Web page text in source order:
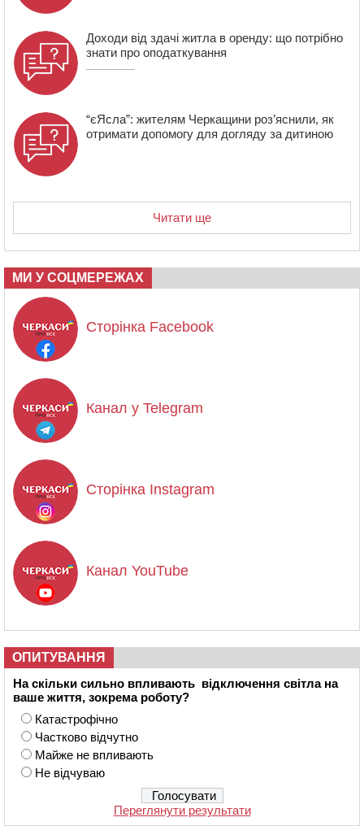
Доходи від здачі житла в оренду: що потрібно
знати про оподаткування
“єЯсла”: жителям Черкащини роз’яснили, як
отримати допомогу для догляду за дитиною
Читати ще
МИ У СОЦМЕРЕЖАХ
Сторінка Facebook
Канал у Telegram
Сторінка Instagram
Канал YouTube
ОПИТУВАННЯ
На скільки сильно впливають відключення світла на
ваше життя, зокрема роботу?
Катастрофічно
Частково відчутно
Майже не впливають
Не відчуваю
Переглянути результати